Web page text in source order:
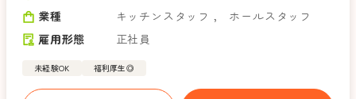
業種
キッチンスタッフ ，
ホールスタッフ
雇用形態
正社員
未経験OK 福利厚生◎